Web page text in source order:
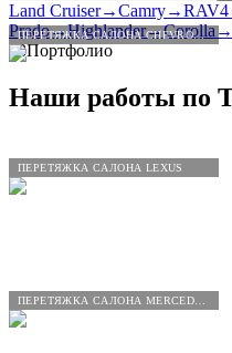
ПЕРЕТЯЖКА САЛОНА CHEVROLET
ПЕРЕТЯЖКА САЛОНА LEXUS
Land Cruiser→Camry→RAV4
Prado→Highlander→Corolla→
03Портфолио
Наши работы по